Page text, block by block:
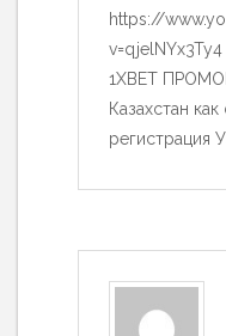
https://
v=qjelNYx3Ty4
1XBET
Казахстан
регистрация